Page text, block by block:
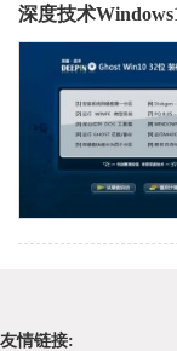
深度技术
友情链接: